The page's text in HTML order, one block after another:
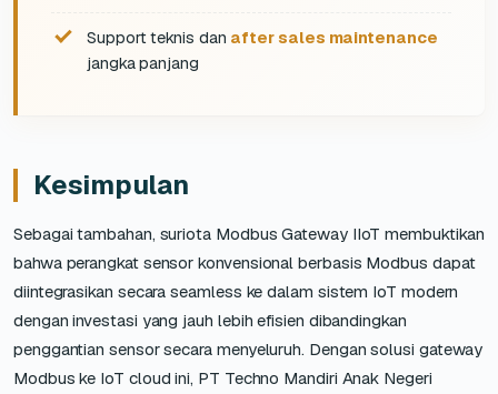
Support teknis dan after sales maintenance
jangka panjang
Kesimpulan
Sebagai tambahan, suriota Modbus Gateway IIoT membuktikan
bahwa perangkat sensor konvensional berbasis Modbus dapat
diintegrasikan secara seamless ke dalam sistem IoT modern
dengan investasi yang jauh lebih efisien dibandingkan
penggantian sensor secara menyeluruh. Dengan solusi gateway
Modbus ke IoT cloud ini, PT Techno Mandiri Anak Negeri